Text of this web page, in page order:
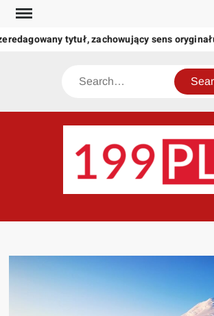
Skip
content
tytuł, zachowujący sens
Search